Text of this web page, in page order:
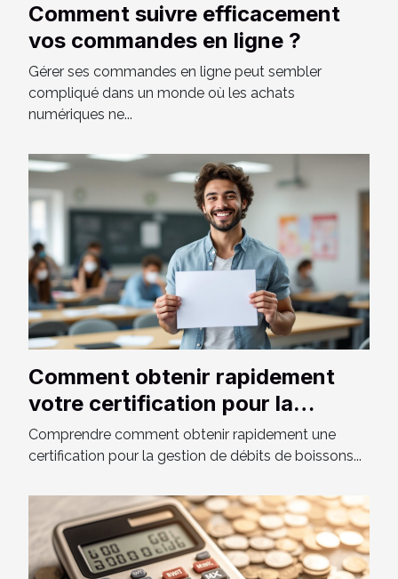
Comment suivre efficacement
vos commandes en ligne ?
Gérer ses commandes en ligne peut sembler
compliqué dans un monde où les achats
numériques ne...
Comment obtenir rapidement
votre certification pour la
gestion de débits de boissons ?
Comprendre comment obtenir rapidement une
certification pour la gestion de débits de boissons...